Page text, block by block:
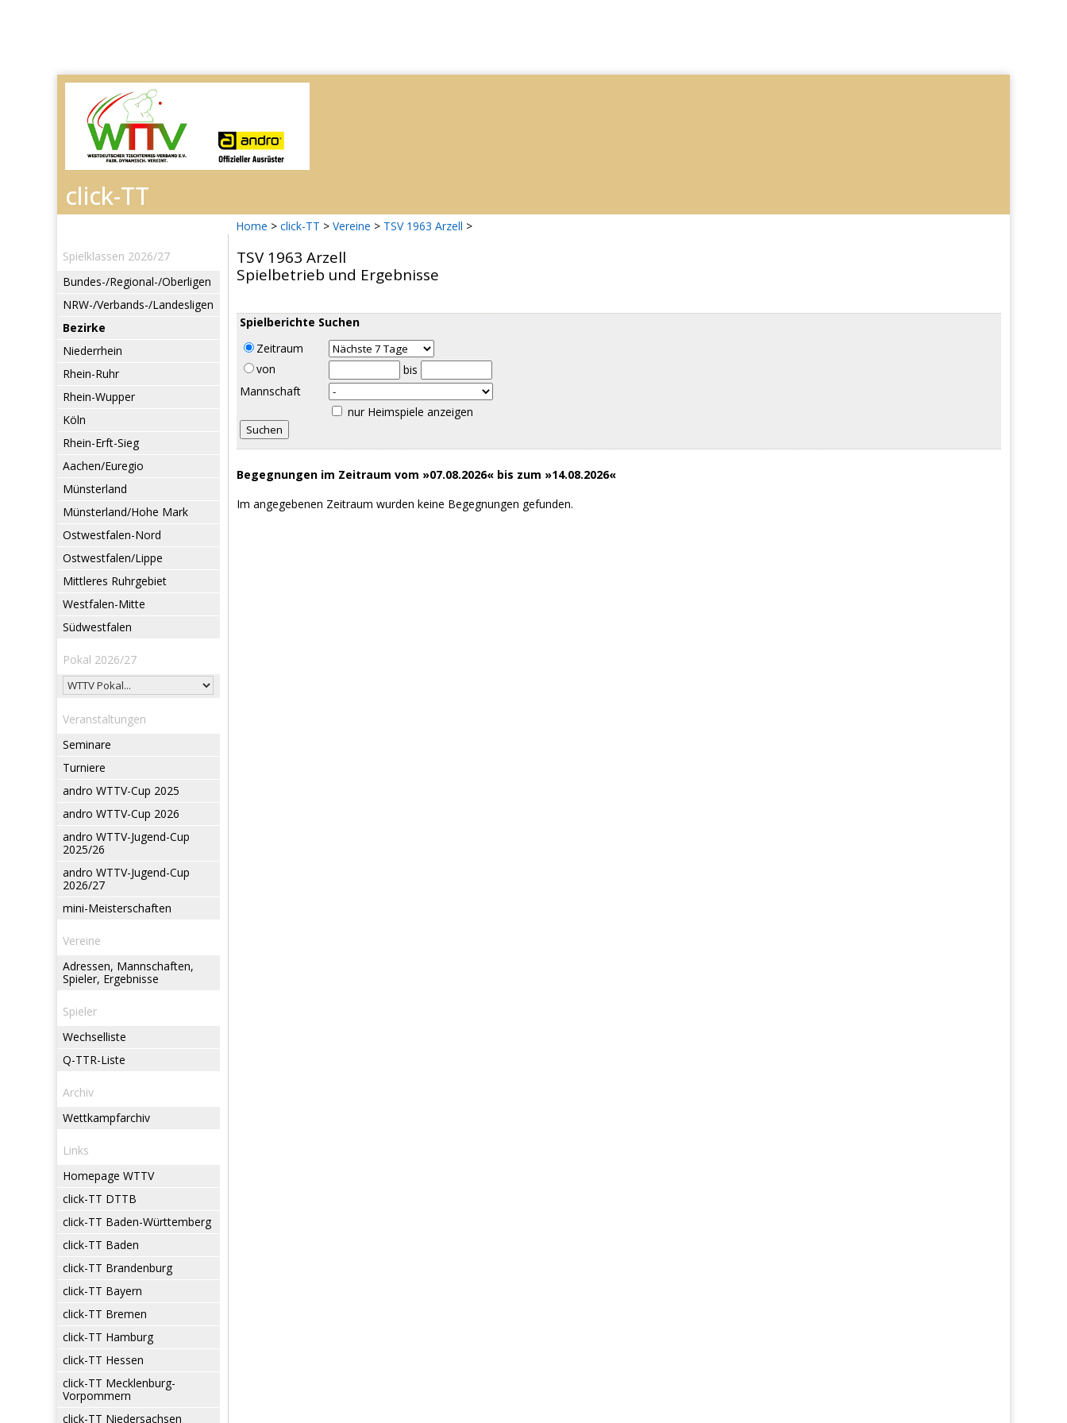
Home > click-TT > Vereine > TSV 1963 Arzell >
Spielklassen 2026/27
Bundes-/Regional-/Oberligen
NRW-/Verbands-/Landesligen
Bezirke
Niederrhein
Rhein-Ruhr
Rhein-Wupper
Köln
Rhein-Erft-Sieg
Aachen/Euregio
Münsterland
Münsterland/Hohe Mark
Ostwestfalen-Nord
Ostwestfalen/Lippe
Mittleres Ruhrgebiet
Westfalen-Mitte
Südwestfalen
Pokal 2026/27
Veranstaltungen
Seminare
Turniere
andro WTTV-Cup 2025
andro WTTV-Cup 2026
andro WTTV-Jugend-Cup
2025/26
andro WTTV-Jugend-Cup
2026/27
mini-Meisterschaften
Vereine
Adressen, Mannschaften,
Spieler, Ergebnisse
Spieler
Wechselliste
Q-TTR-Liste
Archiv
Wettkampfarchiv
Links
Homepage WTTV
click-TT DTTB
click-TT Baden-Württemberg
click-TT Baden
click-TT Brandenburg
click-TT Bayern
click-TT Bremen
click-TT Hamburg
click-TT Hessen
click-TT Mecklenburg-
Vorpommern
click-TT Niedersachsen
TSV 1963 Arzell
Spielbetrieb und Ergebnisse
Spielberichte Suchen
Zeitraum
von
bis
Mannschaft
nur Heimspiele anzeigen
Begegnungen im Zeitraum vom »07.08.2026« bis zum »14.08.2026«
Im angegebenen Zeitraum wurden keine Begegnungen gefunden.